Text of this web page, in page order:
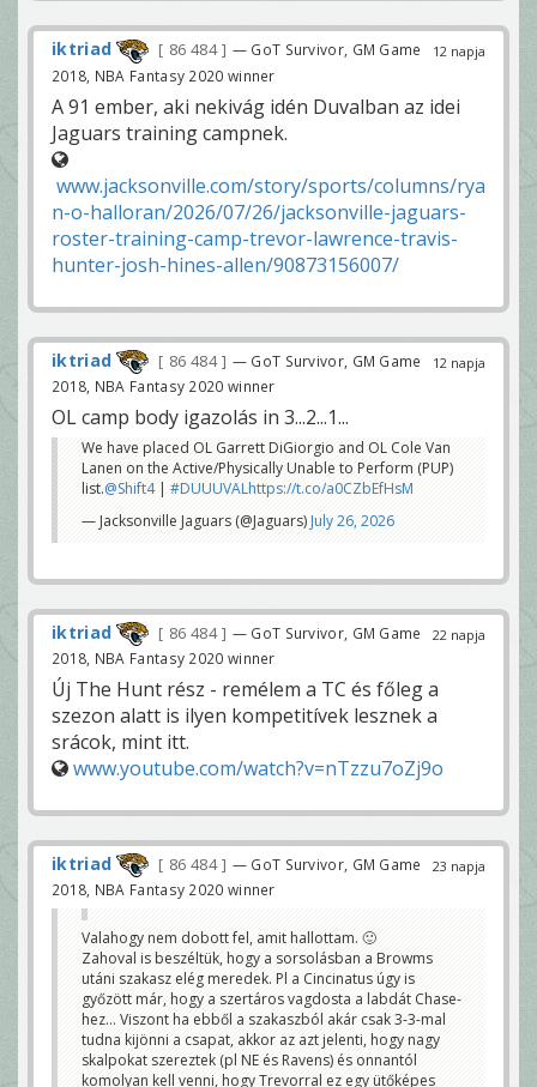
12 napja
iktriad 86 484
— GoT Survivor, GM Game
2018, NBA Fantasy 2020 winner
A 91 ember, aki nekivág idén Duvalban az idei
Jaguars training campnek.
www.jacksonville.com/story/sports/columns/rya
n-o-halloran/2026/07/26/jacksonville-jaguars-
roster-training-camp-trevor-lawrence-travis-
hunter-josh-hines-allen/90873156007/
12 napja
iktriad 86 484
— GoT Survivor, GM Game
2018, NBA Fantasy 2020 winner
OL camp body igazolás in 3...2...1...
We have placed OL Garrett DiGiorgio and OL Cole Van
Lanen on the Active/Physically Unable to Perform (PUP)
list.@Shift4| #DUUUVALhttps://t.co/a0CZbEfHsM
— Jacksonville Jaguars (@Jaguars)July 26, 2026
22 napja
iktriad 86 484
— GoT Survivor, GM Game
2018, NBA Fantasy 2020 winner
Új The Hunt rész - remélem a TC és főleg a
szezon alatt is ilyen kompetitívek lesznek a
srácok, mint itt.
www.youtube.com/watch?v=nTzzu7oZj9o
23 napja
iktriad 86 484
— GoT Survivor, GM Game
2018, NBA Fantasy 2020 winner
Valahogy nem dobott fel, amit hallottam. 🙂
Zahoval is beszéltük, hogy a sorsolásban a Browms
utáni szakasz elég meredek. Pl a Cincinatus úgy is
győzött már, hogy a szertáros vagdosta a labdát Chase-
hez... Viszont ha ebből a szakaszból akár csak 3-3-mal
tudna kijönni a csapat, akkor az azt jelenti, hogy nagy
skalpokat szereztek (pl NE és Ravens) és onnantól
komolyan kell venni, hogy Trevorral ez egy ütőképes